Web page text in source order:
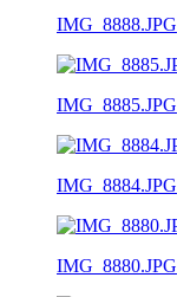
IMG_8888.JPG
IMG_8885.JPG
IMG_8884.JPG
IMG_8880.JPG